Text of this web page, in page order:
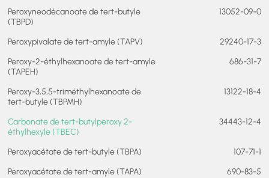
Peroxyneodécanoate de tert-butyle
(TBPD)
13052-09-0
Peroxypivalate de tert-amyle (TAPV)
29240-17-3
Peroxy-2-éthylhexanoate de tert-amyle
(TAPEH)
686-31-7
Peroxy-3,5,5-triméthylhexanoate de
tert-butyle (TBPMH)
13122-18-4
Carbonate de tert-butylperoxy 2-
éthylhexyle (TBEC)
34443-12-4
Peroxyacétate de tert-butyle (TBPA)
107-71-1
Peroxyacétate de tert-amyle (TAPA)
690-83-5